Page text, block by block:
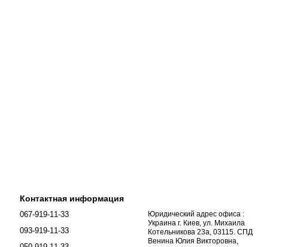
Контактная информация
067-919-11-33
093-919-11-33
Юридический адрес офиса :
Украина г. Киев, ул. Михаила
Котельникова 23а, 03115. СПД
Венина Юлия Викторовна,